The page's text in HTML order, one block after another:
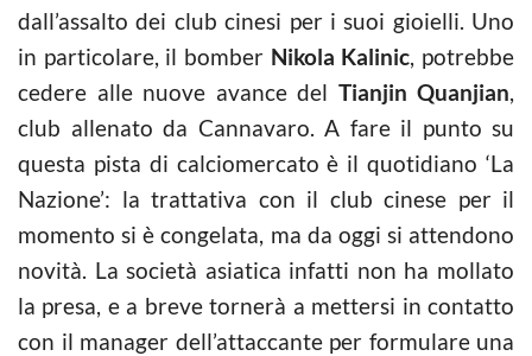
dall’assalto dei club cinesi per i suoi gioielli. Uno
in particolare, il bomber Nikola Kalinic, potrebbe
cedere alle nuove avance del Tianjin Quanjian,
club allenato da Cannavaro. A fare il punto su
questa pista di calciomercato è il quotidiano ‘La
Nazione’: la trattativa con il club cinese per il
momento si è congelata, ma da oggi si attendono
novità. La società asiatica infatti non ha mollato
la presa, e a breve tornerà a mettersi in contatto
con il manager dell’attaccante per formulare una